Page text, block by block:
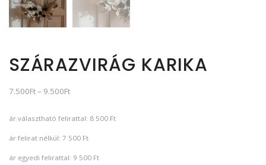
SZÁRAZVIRÁG KARIKA
7.500Ft– 9.500Ft
ár választható felirattal: 8 500 Ft
ár felirat nélkül: 7 500 Ft
ár egyedi felirattal: 9 500 Ft